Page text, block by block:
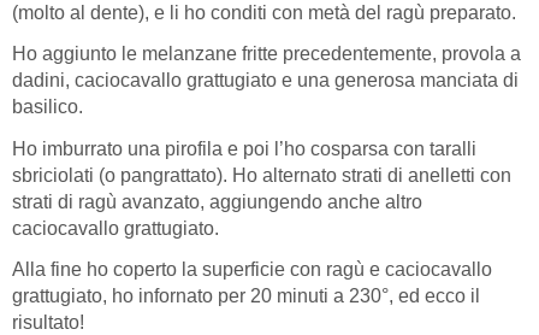
(molto al dente), e li ho conditi con metà del ragù preparato.
Ho aggiunto le melanzane fritte precedentemente, provola a
dadini, caciocavallo grattugiato e una generosa manciata di
basilico.
Ho imburrato una pirofila e poi l’ho cosparsa con taralli
sbriciolati (o pangrattato). Ho alternato strati di anelletti con
strati di ragù avanzato, aggiungendo anche altro
caciocavallo grattugiato.
Alla fine ho coperto la superficie con ragù e caciocavallo
grattugiato, ho infornato per 20 minuti a 230°, ed ecco il
risultato!